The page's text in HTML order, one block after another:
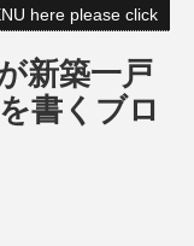
here please click
新築一戸
書くブロ